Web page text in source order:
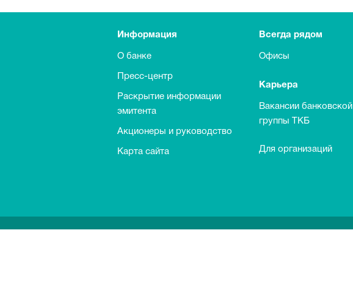
Информация
О банке
Пресс-центр
Раскрытие информации
эмитента
Акционеры и руководство
Карта сайта
Всегда рядом
Офисы
Карьера
Вакансии банковской
группы ТКБ
Для организаций